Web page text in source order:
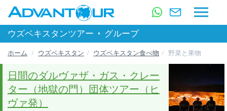
ウズベキスタンツアー • グループ
ホーム ウズベキスタン ウズベキスタン食べ物 野菜と果物
日間のダルヴァザ・ガス・クレー
ター（地獄の門）団体ツアー（ヒ
ヴァ発）